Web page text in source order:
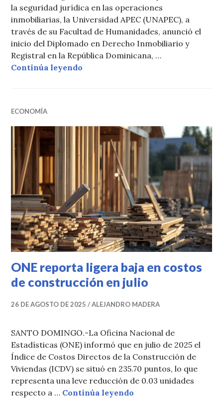
la seguridad jurídica en las operaciones
inmobiliarias, la Universidad APEC (UNAPEC), a
través de su Facultad de Humanidades, anunció el
inicio del Diplomado en Derecho Inmobiliario y
Registral en la República Dominicana, …
Continúa leyendo
ECONOMÍA
ONE reporta ligera baja en costos
de construcción en julio
26 DE AGOSTO DE 2025 ALEJANDRO MADERA
SANTO DOMINGO.-La Oficina Nacional de
Estadísticas (ONE) informó que en julio de 2025 el
Índice de Costos Directos de la Construcción de
Viviendas (ICDV) se situó en 235.70 puntos, lo que
representa una leve reducción de 0.03 unidades
respecto a … Continúa leyendo